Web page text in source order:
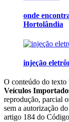
onde
Hortolândia
injeção
O conteúdo do texto
Veículos
reprodução, parcial
sem a autorização
artigo 184 do